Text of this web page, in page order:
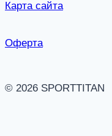
Карта сайта
Оферта
© 2026 SPORTTITAN